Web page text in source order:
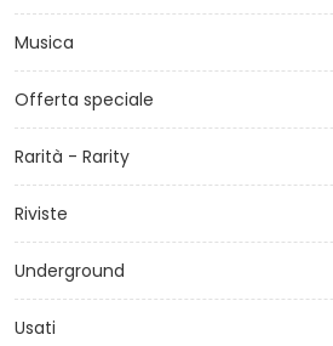
Musica
Offerta speciale
Rarità - Rarity
Riviste
Underground
Usati